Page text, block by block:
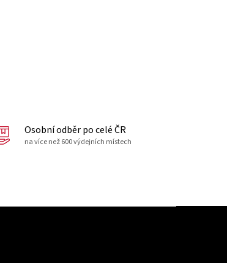
Osobní odběr po celé ČR
na více než 600 výdejních místech